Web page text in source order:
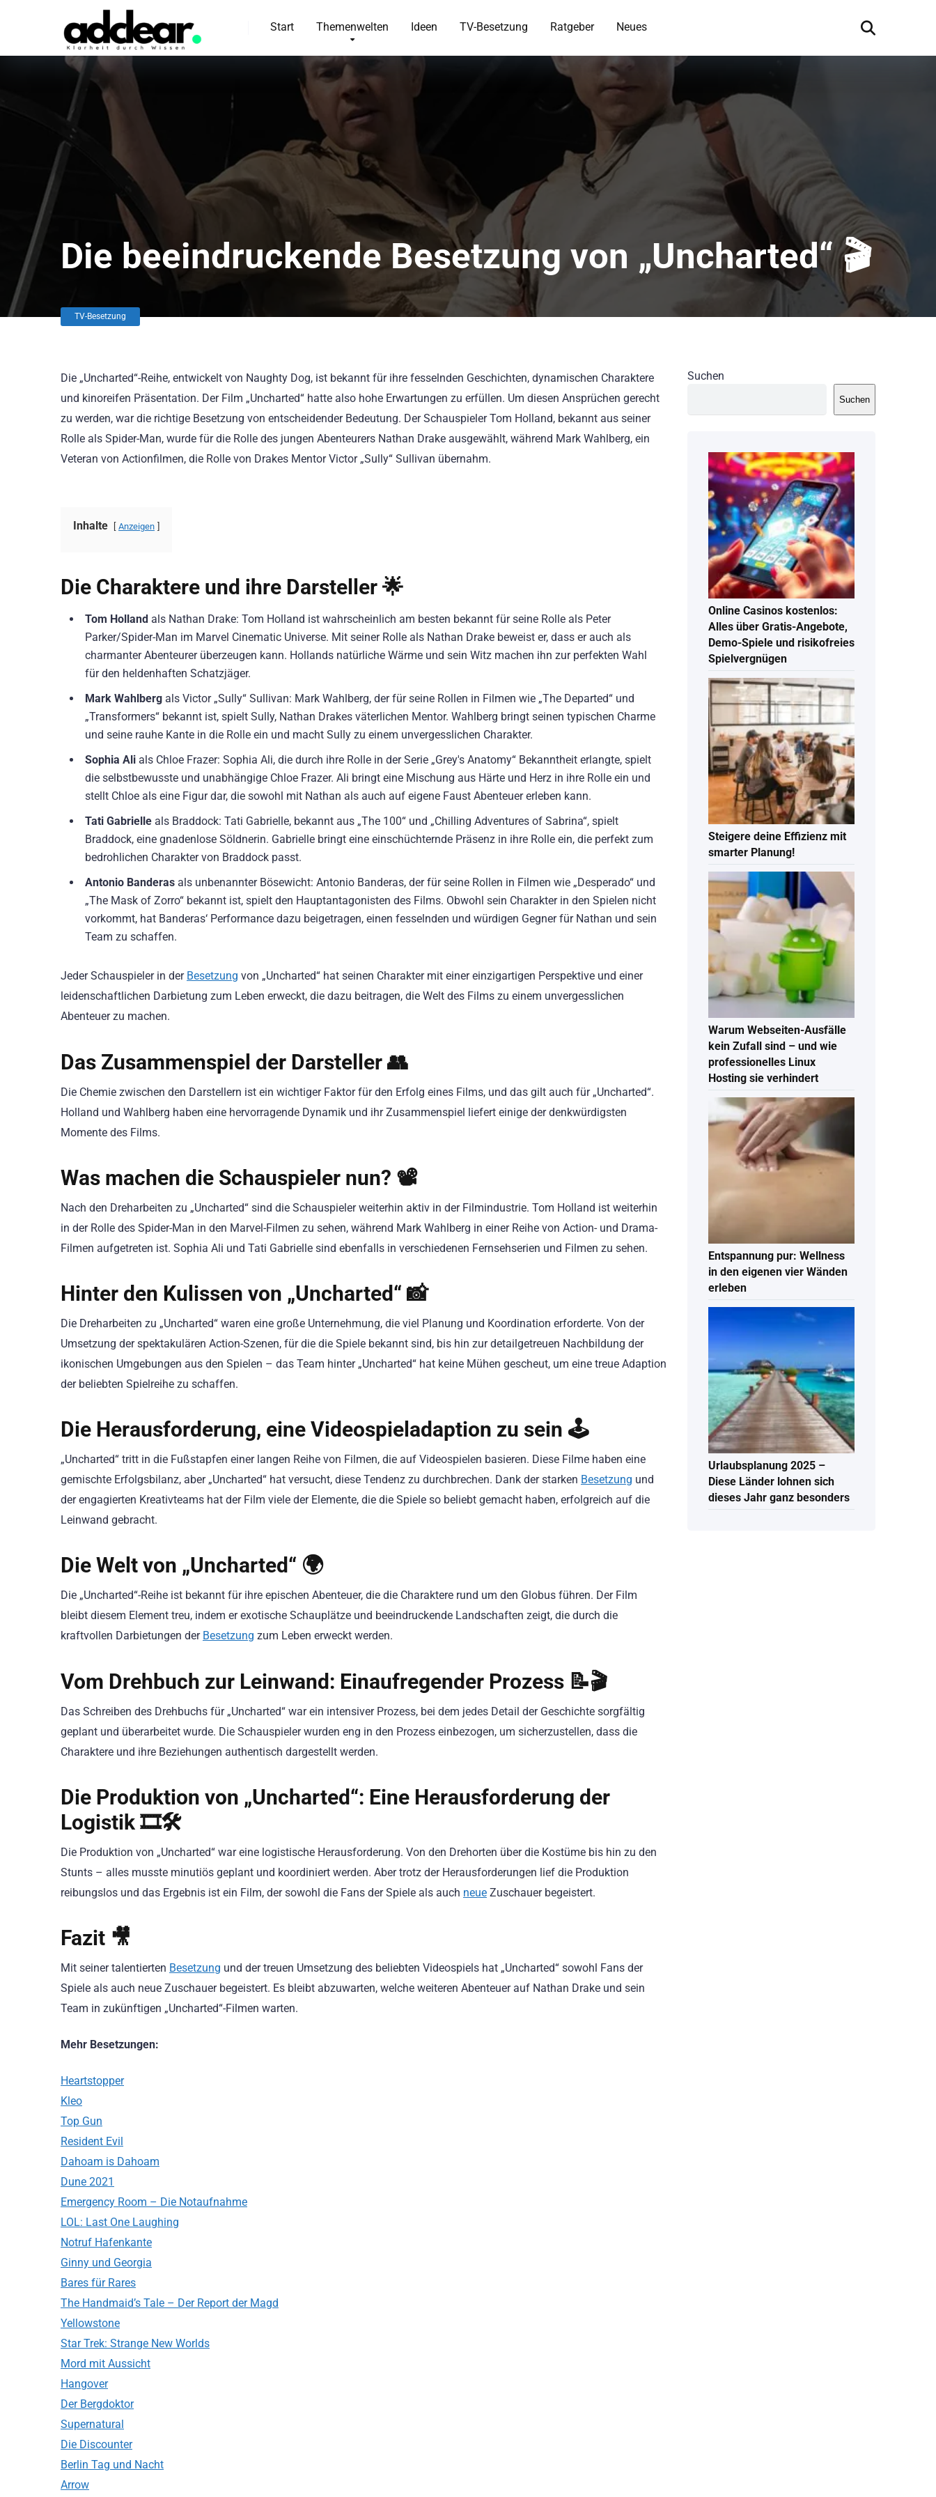
Start Themenwelten Ideen TV-Besetzung Ratgeber Neues
Die beeindruckende Besetzung von „Uncharted“ 🎬
TV-Besetzung
Die „Uncharted“-Reihe, entwickelt von Naughty Dog, ist bekannt für ihre fesselnden Geschichten, dynamischen Charaktere
und kinoreifen Präsentation. Der Film „Uncharted“ hatte also hohe Erwartungen zu erfüllen. Um diesen Ansprüchen gerecht
zu werden, war die richtige Besetzung von entscheidender Bedeutung. Der Schauspieler Tom Holland, bekannt aus seiner
Rolle als Spider-Man, wurde für die Rolle des jungen Abenteurers Nathan Drake ausgewählt, während Mark Wahlberg, ein
Veteran von Actionfilmen, die Rolle von Drakes Mentor Victor „Sully“ Sullivan übernahm.
Inhalte Anzeigen
Die Charaktere und ihre Darsteller 🌟
Tom Holland als Nathan Drake: Tom Holland ist wahrscheinlich am besten bekannt für seine Rolle als Peter
Parker/Spider-Man im Marvel Cinematic Universe. Mit seiner Rolle als Nathan Drake beweist er, dass er auch als
charmanter Abenteurer überzeugen kann. Hollands natürliche Wärme und sein Witz machen ihn zur perfekten Wahl
für den heldenhaften Schatzjäger.
Mark Wahlberg als Victor „Sully“ Sullivan: Mark Wahlberg, der für seine Rollen in Filmen wie „The Departed“ und
„Transformers“ bekannt ist, spielt Sully, Nathan Drakes väterlichen Mentor. Wahlberg bringt seinen typischen Charme
und seine rauhe Kante in die Rolle ein und macht Sully zu einem unvergesslichen Charakter.
Sophia Ali als Chloe Frazer: Sophia Ali, die durch ihre Rolle in der Serie „Grey's Anatomy“ Bekanntheit erlangte, spielt
die selbstbewusste und unabhängige Chloe Frazer. Ali bringt eine Mischung aus Härte und Herz in ihre Rolle ein und
stellt Chloe als eine Figur dar, die sowohl mit Nathan als auch auf eigene Faust Abenteuer erleben kann.
Tati Gabrielle als Braddock: Tati Gabrielle, bekannt aus „The 100“ und „Chilling Adventures of Sabrina“, spielt
Braddock, eine gnadenlose Söldnerin. Gabrielle bringt eine einschüchternde Präsenz in ihre Rolle ein, die perfekt zum
bedrohlichen Charakter von Braddock passt.
Antonio Banderas als unbenannter Bösewicht: Antonio Banderas, der für seine Rollen in Filmen wie „Desperado“ und
„The Mask of Zorro“ bekannt ist, spielt den Hauptantagonisten des Films. Obwohl sein Charakter in den Spielen nicht
vorkommt, hat Banderas‘ Performance dazu beigetragen, einen fesselnden und würdigen Gegner für Nathan und sein
Team zu schaffen.
Jeder Schauspieler in der Besetzung von „Uncharted“ hat seinen Charakter mit einer einzigartigen Perspektive und einer
leidenschaftlichen Darbietung zum Leben erweckt, die dazu beitragen, die Welt des Films zu einem unvergesslichen
Abenteuer zu machen.
Das Zusammenspiel der Darsteller 👥
Die Chemie zwischen den Darstellern ist ein wichtiger Faktor für den Erfolg eines Films, und das gilt auch für „Uncharted“.
Holland und Wahlberg haben eine hervorragende Dynamik und ihr Zusammenspiel liefert einige der denkwürdigsten
Momente des Films.
Was machen die Schauspieler nun? 📽️
Nach den Dreharbeiten zu „Uncharted“ sind die Schauspieler weiterhin aktiv in der Filmindustrie. Tom Holland ist weiterhin
in der Rolle des Spider-Man in den Marvel-Filmen zu sehen, während Mark Wahlberg in einer Reihe von Action- und Drama-
Filmen aufgetreten ist. Sophia Ali und Tati Gabrielle sind ebenfalls in verschiedenen Fernsehserien und Filmen zu sehen.
Hinter den Kulissen von „Uncharted“ 📸
Die Dreharbeiten zu „Uncharted“ waren eine große Unternehmung, die viel Planung und Koordination erforderte. Von der
Umsetzung der spektakulären Action-Szenen, für die die Spiele bekannt sind, bis hin zur detailgetreuen Nachbildung der
ikonischen Umgebungen aus den Spielen – das Team hinter „Uncharted“ hat keine Mühen gescheut, um eine treue Adaption
der beliebten Spielreihe zu schaffen.
Die Herausforderung, eine Videospieladaption zu sein 🕹️
„Uncharted“ tritt in die Fußstapfen einer langen Reihe von Filmen, die auf Videospielen basieren. Diese Filme haben eine
gemischte Erfolgsbilanz, aber „Uncharted“ hat versucht, diese Tendenz zu durchbrechen. Dank der starken Besetzung und
der engagierten Kreativteams hat der Film viele der Elemente, die die Spiele so beliebt gemacht haben, erfolgreich auf die
Leinwand gebracht.
Die Welt von „Uncharted“ 🌍
Die „Uncharted“-Reihe ist bekannt für ihre epischen Abenteuer, die die Charaktere rund um den Globus führen. Der Film
bleibt diesem Element treu, indem er exotische Schauplätze und beeindruckende Landschaften zeigt, die durch die
kraftvollen Darbietungen der Besetzung zum Leben erweckt werden.
Vom Drehbuch zur Leinwand: Einaufregender Prozess 📝🎬
Das Schreiben des Drehbuchs für „Uncharted“ war ein intensiver Prozess, bei dem jedes Detail der Geschichte sorgfältig
geplant und überarbeitet wurde. Die Schauspieler wurden eng in den Prozess einbezogen, um sicherzustellen, dass die
Charaktere und ihre Beziehungen authentisch dargestellt werden.
Die Produktion von „Uncharted“: Eine Herausforderung der
Logistik 🎞️🛠️
Die Produktion von „Uncharted“ war eine logistische Herausforderung. Von den Drehorten über die Kostüme bis hin zu den
Stunts – alles musste minutiös geplant und koordiniert werden. Aber trotz der Herausforderungen lief die Produktion
reibungslos und das Ergebnis ist ein Film, der sowohl die Fans der Spiele als auch neue Zuschauer begeistert.
Fazit 🎥
Mit seiner talentierten Besetzung und der treuen Umsetzung des beliebten Videospiels hat „Uncharted“ sowohl Fans der
Spiele als auch neue Zuschauer begeistert. Es bleibt abzuwarten, welche weiteren Abenteuer auf Nathan Drake und sein
Team in zukünftigen „Uncharted“-Filmen warten.
Mehr Besetzungen:
Heartstopper
Kleo
Top Gun
Resident Evil
Dahoam is Dahoam
Dune 2021
Emergency Room – Die Notaufnahme
LOL: Last One Laughing
Notruf Hafenkante
Ginny und Georgia
Bares für Rares
The Handmaid’s Tale – Der Report der Magd
Yellowstone
Star Trek: Strange New Worlds
Mord mit Aussicht
Hangover
Der Bergdoktor
Supernatural
Die Discounter
Berlin Tag und Nacht
Arrow
Suchen
Suchen
Online Casinos kostenlos:
Alles über Gratis-Angebote,
Demo-Spiele und risikofreies
Spielvergnügen
Steigere deine Effizienz mit
smarter Planung!
Warum Webseiten-Ausfälle
kein Zufall sind – und wie
professionelles Linux
Hosting sie verhindert
Entspannung pur: Wellness
in den eigenen vier Wänden
erleben
Urlaubsplanung 2025 –
Diese Länder lohnen sich
dieses Jahr ganz besonders